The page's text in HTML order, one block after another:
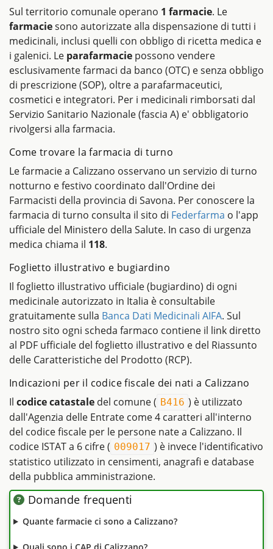
Sul territorio comunale operano 1 farmacie. Le
farmaciesono autorizzate alla dispensazione di tutti i
medicinali, inclusi quelli con obbligo di ricetta medica e
i galenici. Le parafarmacie possono vendere
esclusivamente farmaci da banco (OTC) e senza obbligo
di prescrizione (SOP), oltre a parafarmaceutici,
cosmetici e integratori. Per i medicinali rimborsati dal
Servizio Sanitario Nazionale (fascia A) e' obbligatorio
rivolgersi alla farmacia.
Come trovare la farmacia di turno
Le farmacie a Calizzano osservano un servizio di turno
notturno e festivo coordinato dall'Ordine dei
Farmacisti della provincia di Savona. Per conoscere la
farmacia di turno consulta il sito di Federfarma o l'app
ufficiale del Ministero della Salute. In caso di urgenza
medica chiama il 118.
Foglietto illustrativo e bugiardino
Il foglietto illustrativo ufficiale (bugiardino) di ogni
medicinale autorizzato in Italia è consultabile
gratuitamente sulla Banca Dati Medicinali AIFA. Sul
nostro sito ogni scheda farmaco contiene il link diretto
al PDF ufficiale del foglietto illustrativo e del Riassunto
delle Caratteristiche del Prodotto (RCP).
Indicazioni per il codice fiscale dei nati a Calizzano
Il codice catastale del comune ( B416 ) è utilizzato
dall'Agenzia delle Entrate come 4 caratteri all'interno
del codice fiscale per le persone nate a Calizzano. Il
codice ISTAT a 6 cifre ( 009017 ) è invece l'identificativo
statistico utilizzato in censimenti, anagrafi e database
della pubblica amministrazione.
Domande frequenti
Quante farmacie ci sono a Calizzano?